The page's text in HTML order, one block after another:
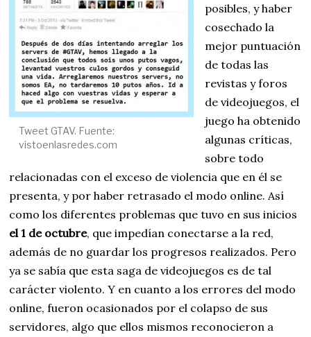
Tweet GTAV. Fuente:
vistoenlasredes.com
posibles, y haber
cosechado la
mejor puntuación
de todas las
revistas y foros
de videojuegos, el
juego ha obtenido
algunas críticas,
sobre todo
relacionadas con el exceso de violencia que en él se
presenta, y por haber retrasado el modo online. Así
como los diferentes problemas que tuvo en sus inicios
el 1 de octubre, que impedían conectarse a la red,
además de no guardar los progresos realizados. Pero
ya se sabía que esta saga de videojuegos es de tal
carácter violento. Y en cuanto a los errores del modo
online, fueron ocasionados por el colapso de sus
servidores, algo que ellos mismos reconocieron a